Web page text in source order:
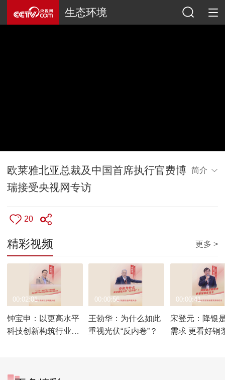
生态环境
欧莱雅北亚总裁及中国首席执行官费博
瑞接受央视网专访
简介
20
精彩视频 更多 >
钟宝申：以更高水平
科技创新构筑行业发
00:02:01
王勃华：为什么如此
重视光伏“反内卷”？
00:00:56
宋登元：降银
需求 更看好铜
00:00:41